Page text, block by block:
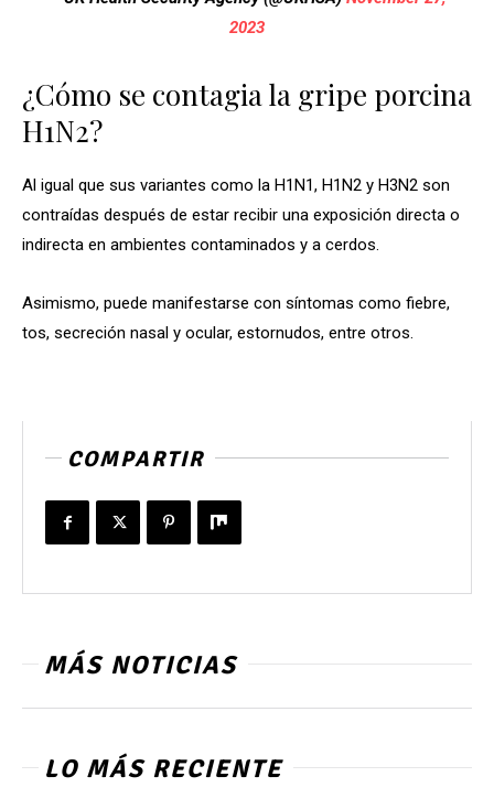
2023
¿Cómo se contagia la gripe porcina
H1N2?
Al igual que sus variantes como la H1N1, H1N2 y H3N2 son
contraídas después de estar recibir una exposición directa o
indirecta en ambientes contaminados y a cerdos.
Asimismo, puede manifestarse con síntomas como fiebre,
tos, secreción nasal y ocular, estornudos, entre otros.
COMPARTIR
MÁS NOTICIAS
LO MÁS RECIENTE